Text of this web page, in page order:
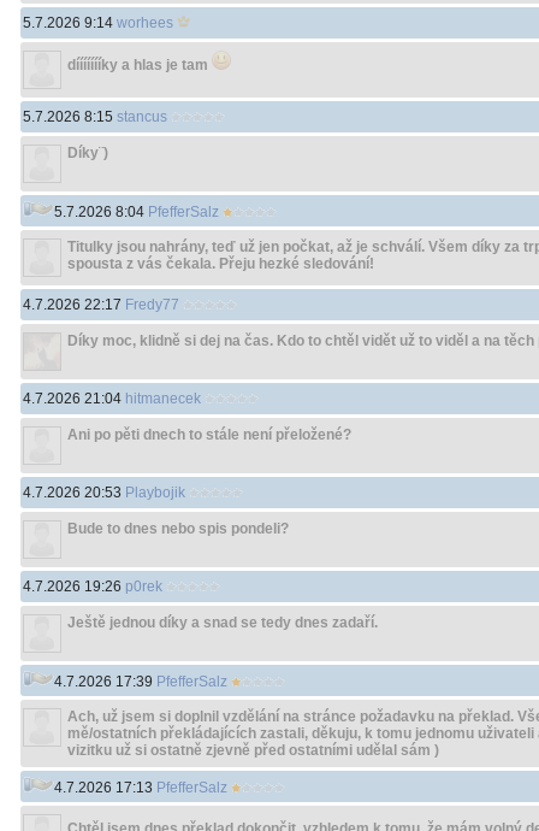
5.7.2026 9:14 worhees
díííííííky a hlas je tam
5.7.2026 8:15 stancus
Díky¨)
5.7.2026 8:04 PfefferSalz
Titulky jsou nahrány, teď už jen počkat, až je schválí. Všem díky za
spousta z vás čekala. Přeju hezké sledování!
4.7.2026 22:17 Fredy77
Díky moc, klidně si dej na čas. Kdo to chtěl vidět už to viděl a na těch
4.7.2026 21:04 hitmanecek
Ani po pěti dnech to stále není přeložené?
4.7.2026 20:53 Playbojik
Bude to dnes nebo spis pondeli?
4.7.2026 19:26 p0rek
Ještě jednou díky a snad se tedy dnes zadaří.
4.7.2026 17:39 PfefferSalz
Ach, už jsem si doplnil vzdělání na stránce požadavku na překlad.
mě/ostatních překládajících zastali, děkuju, k tomu jednomu
vizitku už si ostatně zjevně před ostatními udělal sám )
4.7.2026 17:13 PfefferSalz